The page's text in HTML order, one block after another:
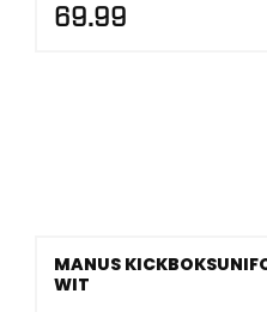
69.99
MANUS
WIT